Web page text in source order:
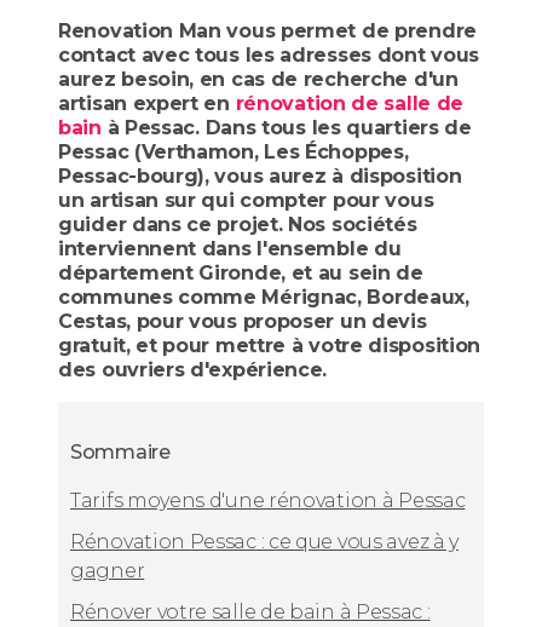
Renovation Man vous permet de prendre
contact avec tous les adresses dont vous
aurez besoin, en cas de recherche d'un
artisan expert en rénovation de salle de
bain à Pessac. Dans tous les quartiers de
Pessac (Verthamon, Les Échoppes,
Pessac-bourg), vous aurez à disposition
un artisan sur qui compter pour vous
guider dans ce projet. Nos sociétés
interviennent dans l'ensemble du
département Gironde, et au sein de
communes comme Mérignac, Bordeaux,
Cestas, pour vous proposer un devis
gratuit, et pour mettre à votre disposition
des ouvriers d'expérience.
Sommaire
Tarifs moyens d'une rénovation à Pessac
Rénovation Pessac : ce que vous avez à y
gagner
Rénover votre salle de bain à Pessac :